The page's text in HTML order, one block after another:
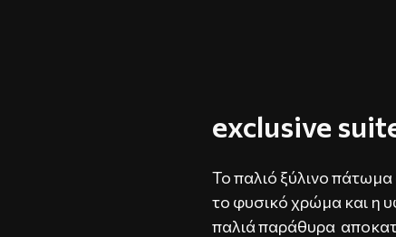
exclusive
Το παλιό ξύλινο πάτωμα
το φυσικό χρώμα και η
παλιά παράθυρα